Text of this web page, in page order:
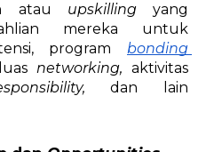
atau upskilling yang
mereka untuk
program bonding
networking,
dan lain